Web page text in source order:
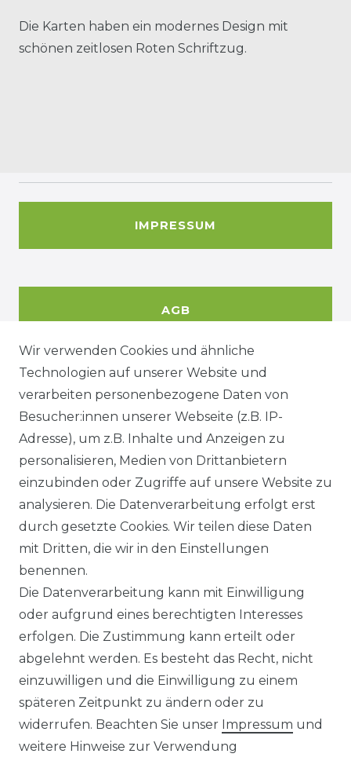
Die Karten haben ein modernes Design mit
schönen zeitlosen Roten Schriftzug.
IMPRESSUM
AGB
DATENSCHUTZERKÄRUNG
WIDERRUFSRECHT
KONTAKT
Sie sind Wiederverkäufer?
Sie erreichen uns unter :
https://avancarte.de/
oder telefonisch unter: 0421 - 434430
Wir versenden mit
Wir verwenden Cookies und ähnliche
Technologien auf unserer Website und
verarbeiten personenbezogene Daten von
Besucher:innen unserer Webseite (z.B. IP-
Adresse), um z.B. Inhalte und Anzeigen zu
personalisieren, Medien von Drittanbietern
einzubinden oder Zugriffe auf unsere Website zu
analysieren. Die Datenverarbeitung erfolgt erst
durch gesetzte Cookies. Wir teilen diese Daten
mit Dritten, die wir in den Einstellungen
benennen.
Die Datenverarbeitung kann mit Einwilligung
oder aufgrund eines berechtigten Interesses
erfolgen. Die Zustimmung kann erteilt oder
abgelehnt werden. Es besteht das Recht, nicht
einzuwilligen und die Einwilligung zu einem
späteren Zeitpunkt zu ändern oder zu
widerrufen. Beachten Sie unser Impressum und
weitere Hinweise zur Verwendung